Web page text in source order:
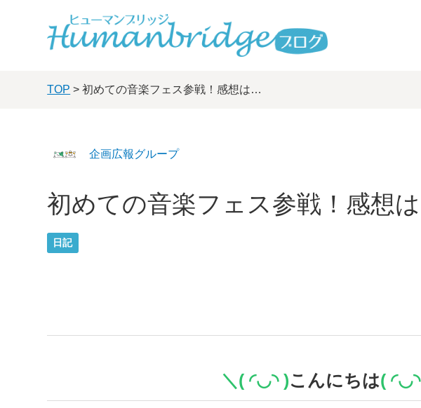
TOP > 初めての音楽フェス参戦！感想は…
企画広報グループ
初めての音楽フェス参戦！感想
日記
＼( ◜︎◡︎◝︎ )こんにちは(